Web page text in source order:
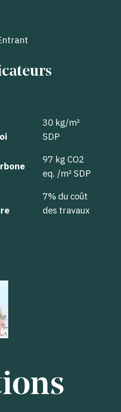
30 kg/m²
SDP
97 kg CO2
eq. /m² SDP
7% du coût
des travaux